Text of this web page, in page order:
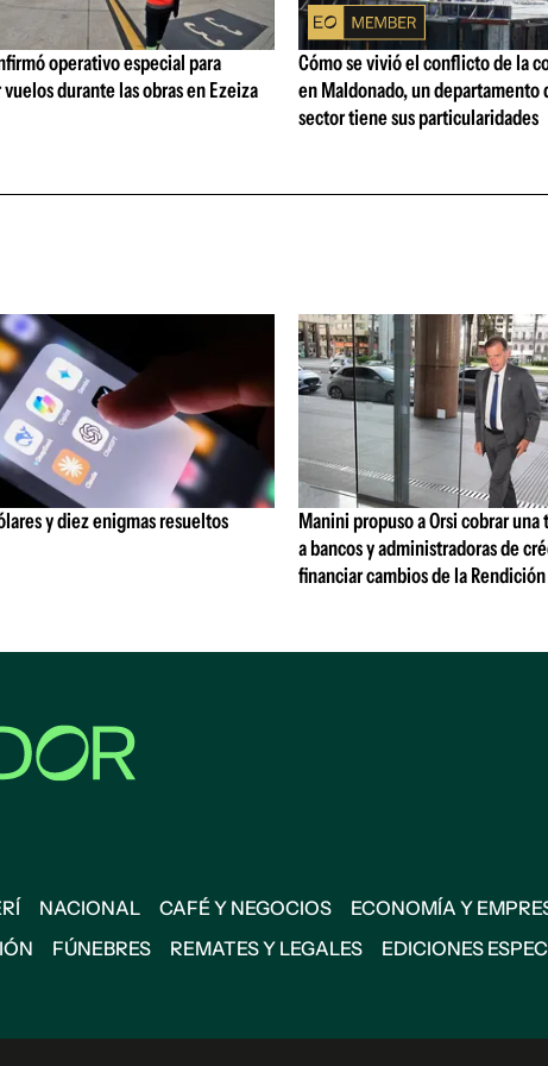
operativo especial para
durante las obras en Ezeiza
Cómo se vivió el conflicto de la
en Maldonado, un departamento
sector tiene sus particularidades
y diez enigmas resueltos
Manini propuso a Orsi cobrar una
a bancos y administradoras de
financiar cambios de la
NACIONAL CAFÉ Y NEGOCIOS ECONOMÍA Y
FÚNEBRES REMATES Y LEGALES EDICIONES